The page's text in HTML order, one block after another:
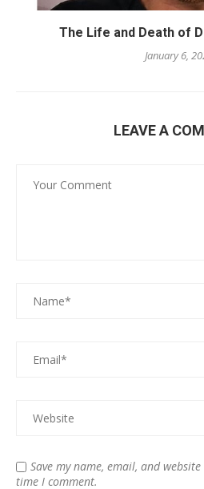
The Life and Death of
January 6,
LEAVE A
Save my name, email, and
time I comment.